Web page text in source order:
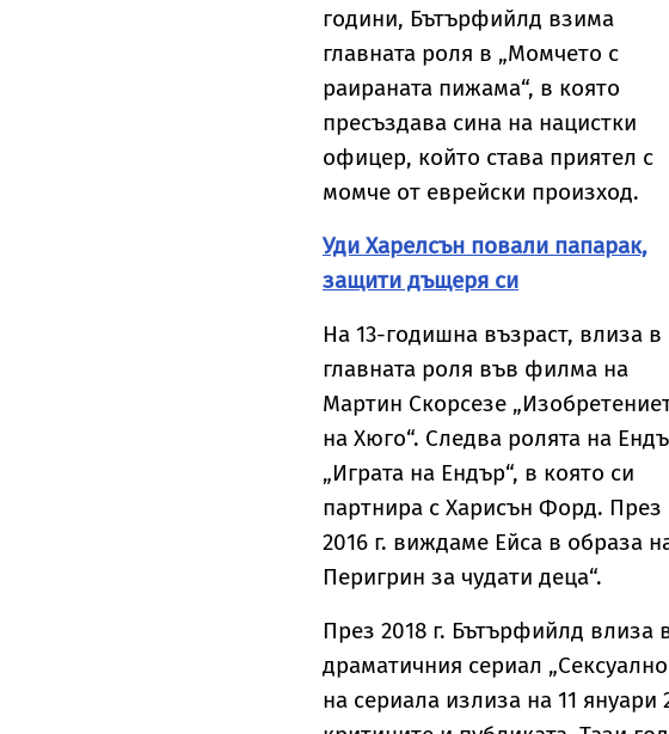
години, Бътърфийлд взима
главната роля в „Момчето с
раираната пижама“, в която
пресъздава сина на нацистки
офицер, който става приятел с
момче от еврейски произход.
Уди Харелсън повали папарак,
защити дъщеря си
На 13-годишна възраст, влиза в
главната роля във филма на
Мартин Скорсезе
на Хюго“. Следва ролята на
„Играта на Ендър“, в която си
партнира с Харисън Форд. През
2016 г. виждаме Ейса в образа
Перигрин за чудати деца“.
През 2018 г. Бътърфийлд
драматичния сериал
на сериала излиза на 11